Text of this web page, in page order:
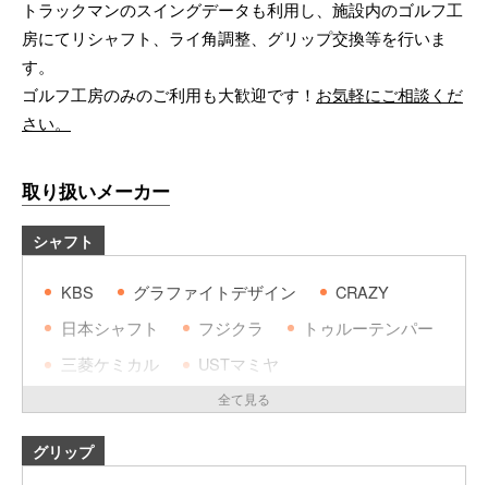
トラックマンのスイングデータも利用し、施設内のゴルフ工
房にてリシャフト、ライ角調整、グリップ交換等を行いま
す。
ゴルフ工房のみのご利用も大歓迎です！ お気軽にご相談くだ
さい。
取り扱いメーカー
シャフト
KBS グラファイトデザイン
CRAZY
日本シャフト
フジクラ
トゥルーテンパー
三菱ケミカル
USTマミヤ
島田ゴルフ
コンポジットテクノ
グラビティ
エストリック
トライファス
グリップ